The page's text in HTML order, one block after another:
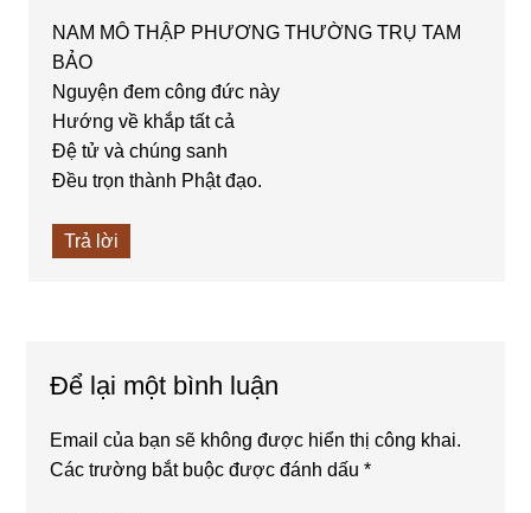
NAM MÔ THẬP PHƯƠNG THƯỜNG TRỤ TAM
BẢO
Nguyện đem công đức này
Hướng về khắp tất cả
Đệ tử và chúng sanh
Đều trọn thành Phật đạo.
Trả lời
Để lại một bình luận
Email của bạn sẽ không được hiển thị công khai.
Các trường bắt buộc được đánh dấu*